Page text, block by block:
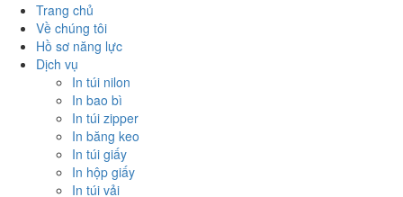
Trang chủ
Về chúng tôi
Hồ sơ năng lực
Dịch vụ
In túi nilon
In bao bì
In túi zipper
In băng keo
In túi giấy
In hộp giấy
In túi vải